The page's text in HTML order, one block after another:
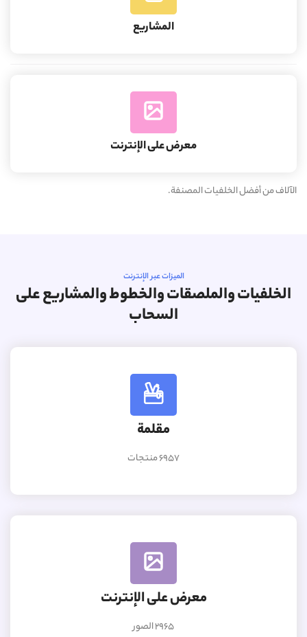
المشاريع
معرض على الإنترنت
الآلاف من أفضل الخلفيات المصنفة.
الميزات عبر الإنترنت
الخلفيات والملصقات والخطوط والمشاريع على
السحاب
مقلمة
6957 منتجات
معرض على الإنترنت
2965 الصور